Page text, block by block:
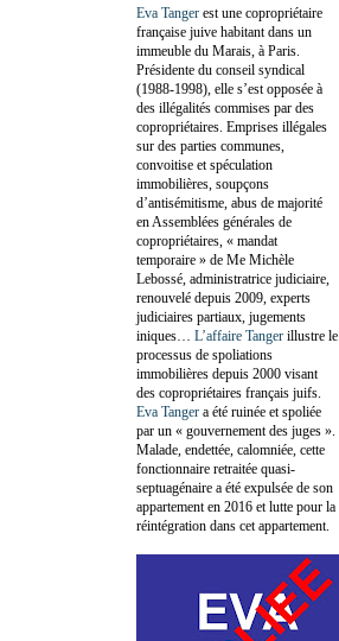
Eva Tanger est une copropriétaire
française juive habitant dans un
immeuble du Marais, à Paris.
Présidente du conseil syndical
(1988-1998), elle s’est opposée à
des illégalités commises par des
copropriétaires. Emprises illégales
sur des parties communes,
convoitise et spéculation
immobilières, soupçons
d’antisémitisme, abus de majorité
en Assemblées générales de
copropriétaires, « mandat
temporaire » de Me Michèle
Lebossé, administratrice judiciaire,
renouvelé depuis 2009, experts
judiciaires partiaux, jugements
iniques… L’affaire Tanger illustre le
processus de spoliations
immobilières depuis 2000 visant
des copropriétaires français juifs.
Eva Tanger a été ruinée et spoliée
par un « gouvernement des juges ».
Malade, endettée, calomniée, cette
fonctionnaire retraitée quasi-
septuagénaire a été expulsée de son
appartement en 2016 et lutte pour la
réintégration dans cet appartement.